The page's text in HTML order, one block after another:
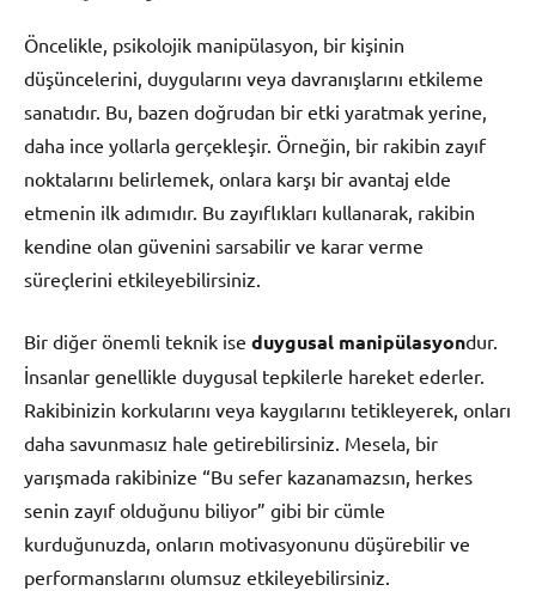
Öncelikle, psikolojik manipülasyon, bir kişinin
düşüncelerini, duygularını veya davranışlarını etkileme
sanatıdır. Bu, bazen doğrudan bir etki yaratmak yerine,
daha ince yollarla gerçekleşir. Örneğin, bir rakibin zayıf
noktalarını belirlemek, onlara karşı bir avantaj elde
etmenin ilk adımıdır. Bu zayıflıkları kullanarak, rakibin
kendine olan güvenini sarsabilir ve karar verme
süreçlerini etkileyebilirsiniz.
Bir diğer önemli teknik ise duygusal manipülasyondur.
İnsanlar genellikle duygusal tepkilerle hareket ederler.
Rakibinizin korkularını veya kaygılarını tetikleyerek, onları
daha savunmasız hale getirebilirsiniz. Mesela, bir
yarışmada rakibinize “Bu sefer kazanamazsın, herkes
senin zayıf olduğunu biliyor” gibi bir cümle
kurduğunuzda, onların motivasyonunu düşürebilir ve
performanslarını olumsuz etkileyebilirsiniz.